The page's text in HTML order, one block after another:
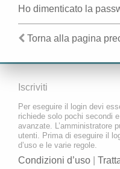
Ho dimenticato la
Torna alla pagina
Iscriviti
Per eseguire il login devi
richiede solo pochi secondi
avanzate. L’amministratore
utenti. Prima di eseguire il
d’uso e le varie regole.
Condizioni d’uso